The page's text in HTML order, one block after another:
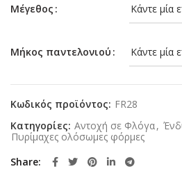
Μέγεθος
Μήκος παντελονιού
Κωδικός προϊόντος: FR28
Κατηγορίες: Αντοχή σε Φλόγα,
Πυρίμαχες ολόσωμες φόρμες
Share